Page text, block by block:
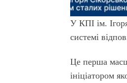
У КПІ ім.
системі
Це перша
ініціатором